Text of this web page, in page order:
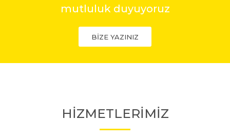
mutluluk duyuyoruz
BİZE YAZINIZ
HİZMETLERİMİZ